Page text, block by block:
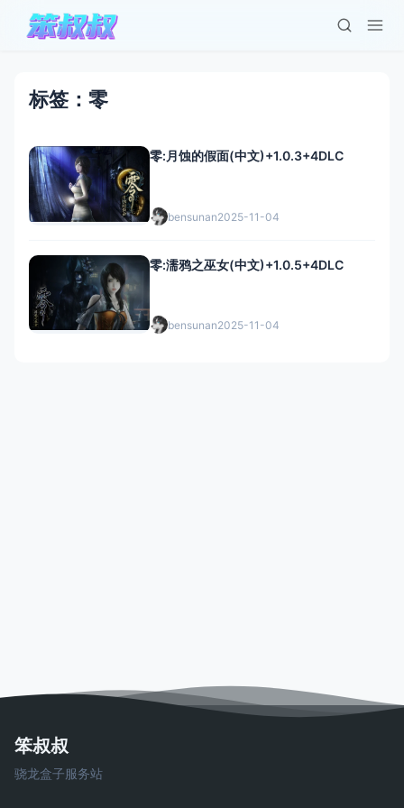
标签：零
零:月蚀的假面(中文)+1.0.3+4DLC
bensunan2025-11-04
零:濡鸦之巫女(中文)+1.0.5+4DLC
bensunan2025-11-04
笨叔叔
骁龙盒子服务站